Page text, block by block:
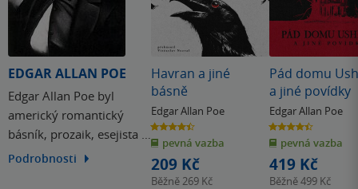
EDGAR ALLAN POE
Edgar Allan Poe byl
americký romantický
básník, prozaik, esejista i
literární teoretik. Proslul
Podrobnosti
Havran a jiné
básně
Edgar Allan Poe
4.4
z
5
hvězdiček
pevná vazba
209 Kč
Běžně269 Kč
Pád domu
a jiné povídky
Edgar Allan Poe
4.4
z
5
hvězdiček
pevná vazba
419 Kč
Běžně499 Kč